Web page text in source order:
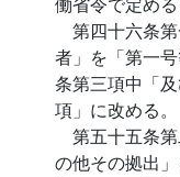
第四十六条
者」を「第一
条第三項中「
項」に改める。
第五十五条
の他その拠出